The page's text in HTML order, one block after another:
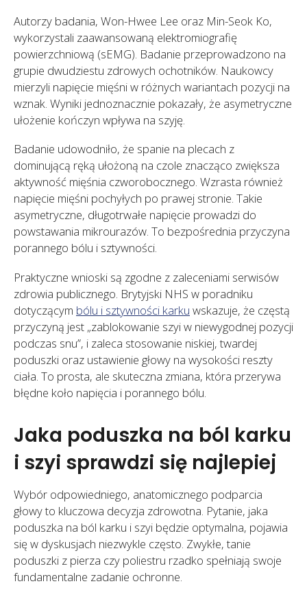
Autorzy badania, Won-Hwee Lee oraz Min-Seok Ko,
wykorzystali zaawansowaną elektromiografię
powierzchniową (sEMG). Badanie przeprowadzono na
grupie dwudziestu zdrowych ochotników. Naukowcy
mierzyli napięcie mięśni w różnych wariantach pozycji na
wznak. Wyniki jednoznacznie pokazały, że asymetryczne
ułożenie kończyn wpływa na szyję.
Badanie udowodniło, że spanie na plecach z
dominującą ręką ułożoną na czole znacząco zwiększa
aktywność mięśnia czworobocznego. Wzrasta również
napięcie mięśni pochyłych po prawej stronie. Takie
asymetryczne, długotrwałe napięcie prowadzi do
powstawania mikrourazów. To bezpośrednia przyczyna
porannego bólu i sztywności.
Praktyczne wnioski są zgodne z zaleceniami serwisów
zdrowia publicznego. Brytyjski NHS w poradniku
dotyczącym bólu i sztywności karku wskazuje, że częstą
przyczyną jest „zablokowanie szyi w niewygodnej pozycji
podczas snu”, i zaleca stosowanie niskiej, twardej
poduszki oraz ustawienie głowy na wysokości reszty
ciała. To prosta, ale skuteczna zmiana, która przerywa
błędne koło napięcia i porannego bólu.
Jaka poduszka na ból karku
i szyi sprawdzi się najlepiej
Wybór odpowiedniego, anatomicznego podparcia
głowy to kluczowa decyzja zdrowotna. Pytanie, jaka
poduszka na ból karku i szyi będzie optymalna, pojawia
się w dyskusjach niezwykle często. Zwykłe, tanie
poduszki z pierza czy poliestru rzadko spełniają swoje
fundamentalne zadanie ochronne.